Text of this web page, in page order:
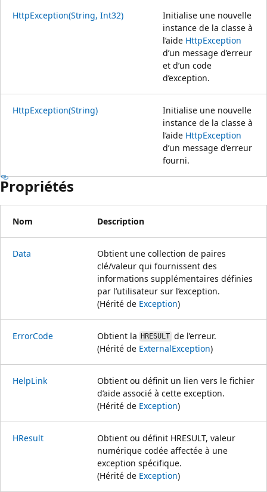
HttpException(String, Int32)
Initialise une nouvelle
instance de la classe à
l’aide HttpException
d’un message d’erreur
et d’un code
d’exception.
HttpException(String)
Initialise une nouvelle
instance de la classe à
l’aide HttpException
d’un message d’erreur
fourni.
Propriétés
Nom Description
Data
Obtient une collection de paires
clé/valeur qui fournissent des
informations supplémentaires définies
par l’utilisateur sur l’exception.
(Hérité de Exception)
ErrorCode Obtient la HRESULT de l’erreur.
(Hérité de ExternalException)
HelpLink
Obtient ou définit un lien vers le fichier
d’aide associé à cette exception.
(Hérité de Exception)
HResult
Obtient ou définit HRESULT, valeur
numérique codée affectée à une
exception spécifique.
(Hérité de Exception)